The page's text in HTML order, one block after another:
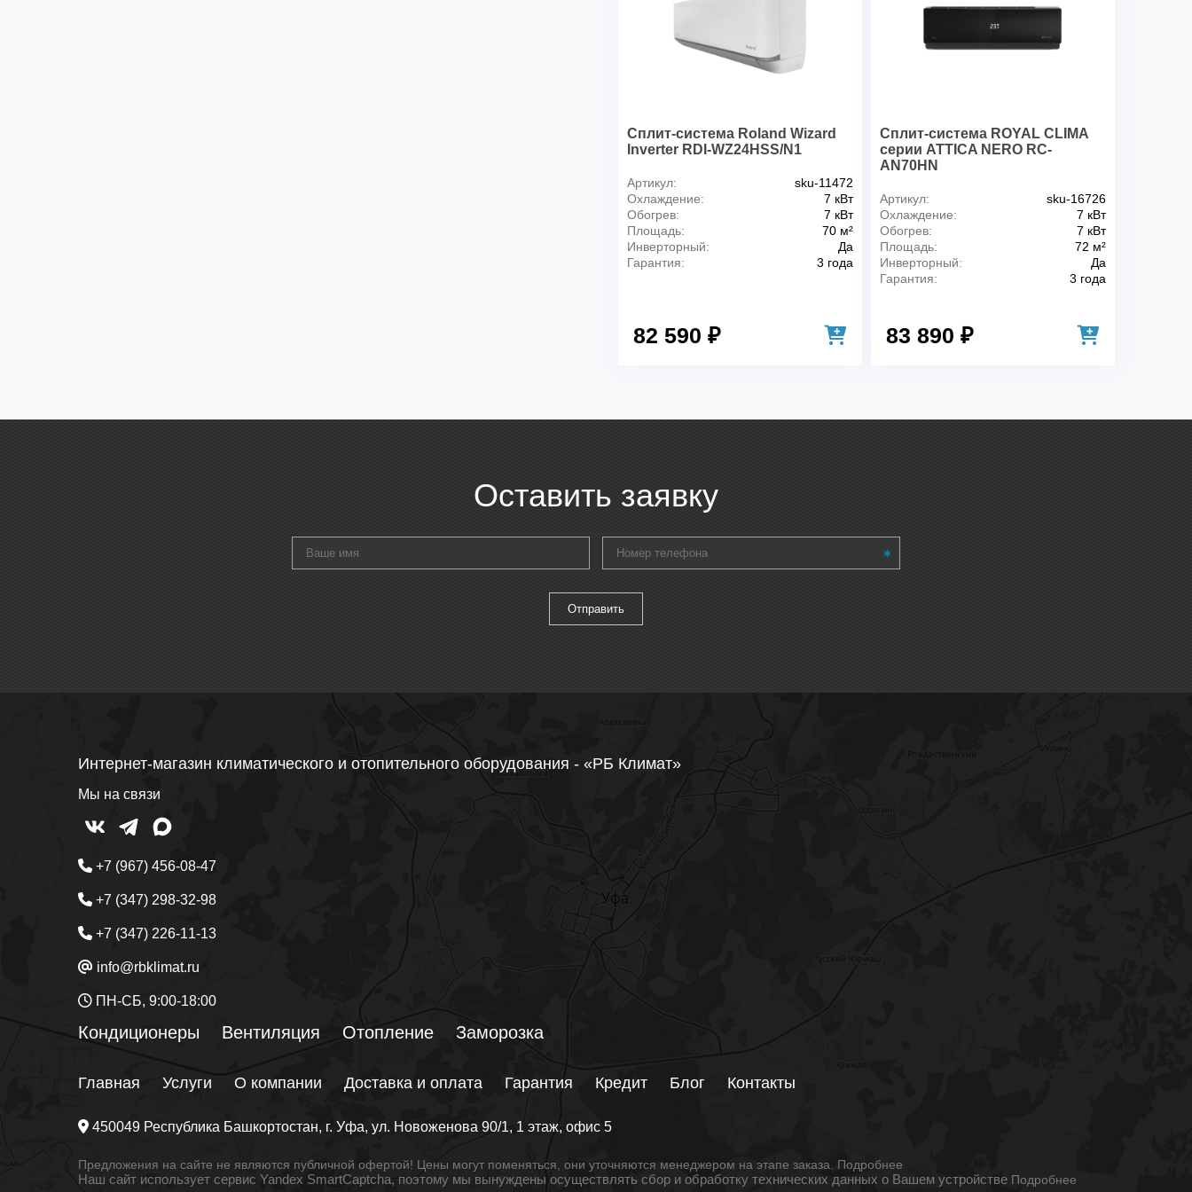
Сплит-система Roland Wizard
Inverter RDI-WZ24HSS/N1
Артикул:
sku-11472
Охлаждение:
7 кВт
Обогрев:
7 кВт
Площадь:
70 м²
Инверторный:
Да
Гарантия:
3 года
82 590 ₽
Сплит-система ROYAL CLIMA
серии ATTICA NERO RC-
AN70HN
Артикул:
sku-16726
Охлаждение:
7 кВт
Обогрев:
7 кВт
Площадь:
72 м²
Инверторный:
Да
Гарантия:
3 года
83 890 ₽
Оставить заявку
Интернет-магазин климатического и отопительного оборудования - «РБ Климат»
Мы на связи
+7 (967) 456-08-47
+7 (347) 298-32-98
+7 (347) 226-11-13
info@rbklimat.ru
ПН-СБ, 9:00-18:00
Кондиционеры Вентиляция Отопление Заморозка
Главная Услуги О компании Доставка и оплата Гарантия Кредит Блог Контакты
450049 Республика Башкортостан, г. Уфа, ул. Новоженова 90/1, 1 этаж, офис 5
Предложения на сайте не являются публичной офертой! Цены могут поменяться, они уточняются менеджером на этапе заказа. Подробнее
Наш сайт использует сервис Yandex SmartCaptcha, поэтому мы вынуждены осуществлять сбор и обработку технических данных о Вашем устройстве Подробнее